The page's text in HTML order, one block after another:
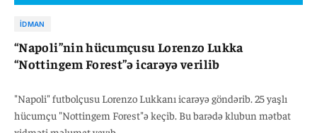
İDMAN
“Napoli”nin hücumçusu Lorenzo Lukka
“Nottingem Forest”ə icarəyə verilib
"Napoli" futbolçusu Lorenzo Lukkanı icarəyə göndərib. 25 yaşlı
hücumçu "Nottingem Forest"ə keçib. Bu barədə klubun mətbat